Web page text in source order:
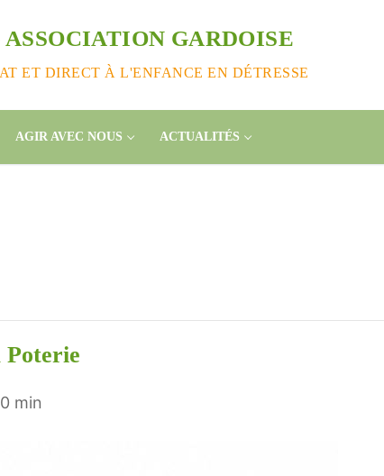
GARDOISE
ET DIRECT À L'ENFANCE EN DÉTRESSE
AGIR AVEC NOUS ACTUALITÉS
min